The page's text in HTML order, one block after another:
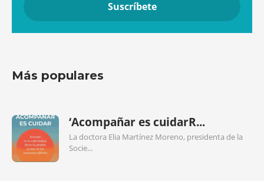
Más populares
‘Acompañar es cuidarR...
La doctora Elia Martínez Moreno, presidenta de la
Socie...